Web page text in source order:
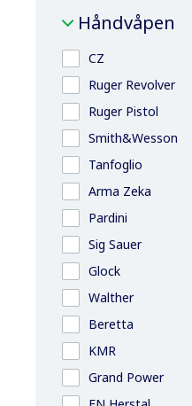
Håndvåpen
CZ
Ruger Revolver
Ruger Pistol
Smith&Wesson
Tanfoglio
Arma Zeka
Pardini
Sig Sauer
Glock
Walther
Beretta
KMR
Grand Power